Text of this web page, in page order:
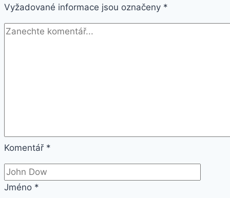
M2-
dvoubarevný
SWB1
Vyžadované informace jsou označeny *
Komentář *
Jméno *